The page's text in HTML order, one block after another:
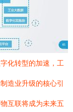
化转型的加速，工
造业升级的核心引
互联将成为未来五